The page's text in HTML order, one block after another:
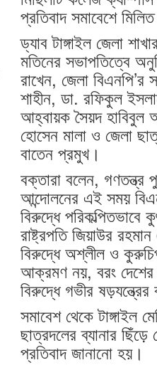
প্রতিবাদ সমাবেশে
ড্যাব টাঙ্গাইল জেলা
মতিনের সভাপতিত্বে
রাখেন, জেলা বিএনপি’র
শাহীন, ডা. রফিকুল
আহ্বায়ক সৈয়দ হাবিবুল
হোসেন মালা ও জেলা
বাতেন প্রমুখ।
বক্তারা বলেন, গণতন্ত্র
আন্দোলনের এই সময়
বিরুদ্ধে পরিকল্পিতভাবে
রাষ্ট্রপতি জিয়াউর
বিরুদ্ধে অশ্লীল ও
আক্রমণ নয়, বরং
বিরুদ্ধে গভীর ষড়যন্ত্রের
সমাবেশ থেকে টাঙ্গাইল
ছাত্রদলের ব্যানার ছিঁড়ে
প্রতিবাদ জানানো হয়।